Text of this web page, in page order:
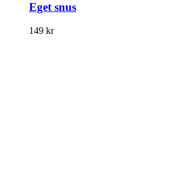
Eget snus
149 kr